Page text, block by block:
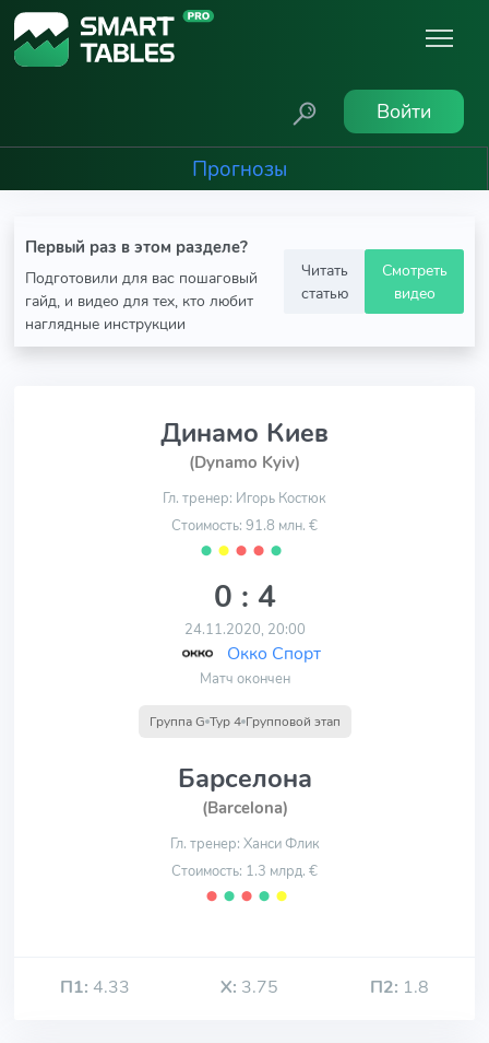
Войти
Прогнозы
Первый раз в этом разделе?
Подготовили для вас пошаговый
гайд, и видео для тех, кто любит
наглядные инструкции
Читать
статью
Смотреть
видео
Динамо Киев
(Dynamo Kyiv)
Гл. тренер: Игорь Костюк
Стоимость: 91.8 млн. €
⬤ ⬤ ⬤ ⬤ ⬤
0 : 4
24.11.2020, 20:00
Окко Спорт
Матч окончен
Группа G Тур 4 Групповой этап
Барселона
(Barcelona)
Гл. тренер: Ханси Флик
Стоимость: 1.3 млрд. €
⬤ ⬤ ⬤ ⬤ ⬤
П1: 4.33 Х: 3.75 П2: 1.8